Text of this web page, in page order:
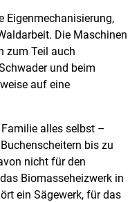
Eigenmechanisierung,
Die Maschinen
zum Teil auch
und beim
auf eine
alles selbst –
bis zu
nicht für den
Biomasseheizwerk in
ein Sägewerk, für das